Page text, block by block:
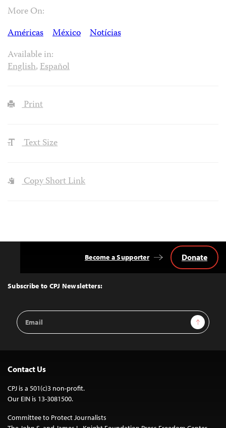
More On:
Américas
México
Notícias
Available in:
English,Español
Print
Text Size
Copy Short Link
Top
Subscribe to CPJ Newsletters:
Email
Address
Sign Up
Become a Supporter Donate
Contact Us
CPJ is a 501(c)3 non-profit.
Our EIN is 13-3081500.
Committee to Protect Journalists